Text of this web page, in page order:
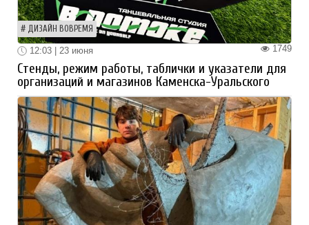
ДИЗАЙН ВОВРЕМЯ
1749
12:03 | 23 июня
Стенды, режим работы, таблички и указатели для
организаций и магазинов Каменска-Уральского